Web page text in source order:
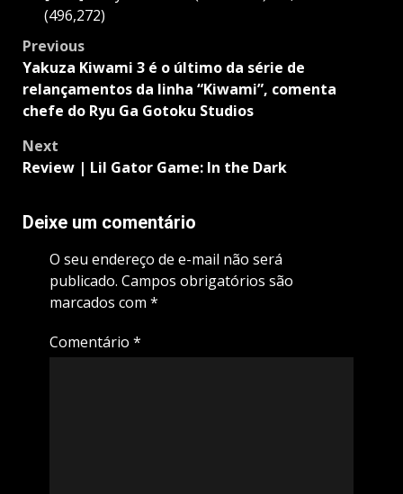
(496,272)
Post
navigation
Previous
Yakuza Kiwami 3 é o último da série de
relançamentos da linha “Kiwami”, comenta
chefe do Ryu Ga Gotoku Studios
Next
Review | Lil Gator Game: In the Dark
Deixe um comentário
O seu endereço de e-mail não será
publicado. Campos obrigatórios são
marcados com *
Comentário *